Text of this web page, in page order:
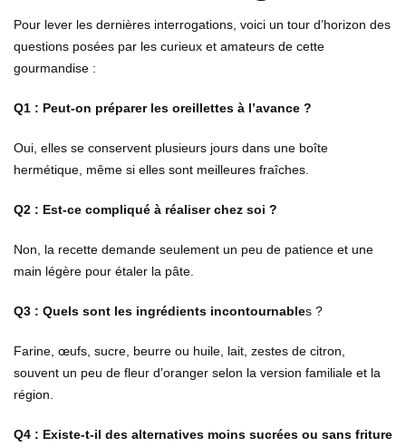
Pour lever les dernières interrogations, voici un tour d’horizon des
questions posées par les curieux et amateurs de cette
gourmandise :
Q1 : Peut-on préparer les oreillettes à l’avance ?
Oui, elles se conservent plusieurs jours dans une boîte
hermétique, même si elles sont meilleures fraîches.
Q2 : Est-ce compliqué à réaliser chez soi ?
Non, la recette demande seulement un peu de patience et une
main légère pour étaler la pâte.
Q3 : Quels sont les ingrédients incontournables ?
Farine, œufs, sucre, beurre ou huile, lait, zestes de citron,
souvent un peu de fleur d’oranger selon la version familiale et la
région.
Q4 : Existe-t-il des alternatives moins sucrées ou sans friture